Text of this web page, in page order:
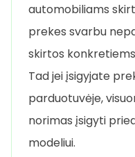
automobiliams
prekes svarbu
skirtos
Tad jei įsigyjate
parduotuvėje,
norimas įsigyti
modeliui.